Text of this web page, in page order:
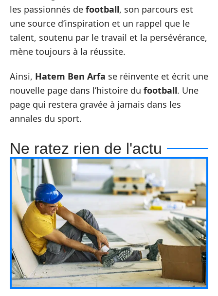
les passionnés de football, son parcours est
une source d’inspiration et un rappel que le
talent, soutenu par le travail et la persévérance,
mène toujours à la réussite.
Ainsi, Hatem Ben Arfa se réinvente et écrit une
nouvelle page dans l’histoire du football. Une
page qui restera gravée à jamais dans les
annales du sport.
Ne ratez rien de l'actu